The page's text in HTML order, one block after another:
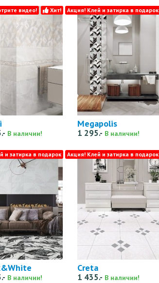
В наличии!
видео! Хит!
Megapolis
1 295.- В наличии!
Акция! Клей и затирка в подарок
В наличии!
и затирка в подарок
Creta
1 435.- В наличии!
Акция! Клей и затирка в подарок